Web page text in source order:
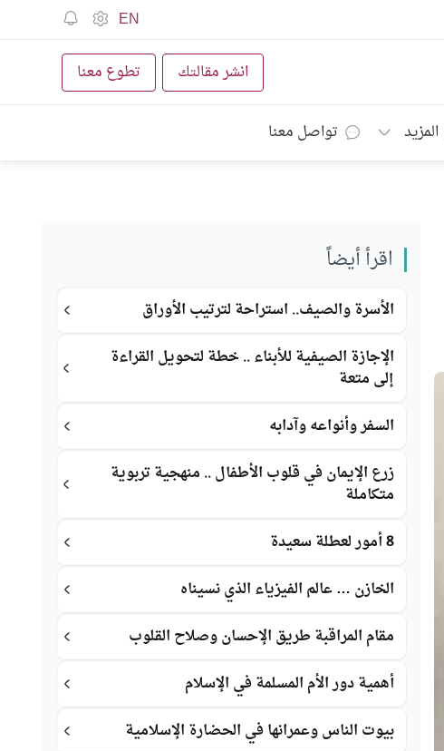
EN
انشر مقالتك تطوع معنا
المزيد تواصل معنا
اقرأ أيضاً
الأسرة والصيف.. استراحة لترتيب الأوراق
الإجازة الصيفية للأبناء .. خطة لتحويل القراءة
إلى متعة
السفر وأنواعه وآدابه
زرع الإيمان في قلوب الأطفال .. منهجية تربوية
متكاملة
8 أمور لعطلة سعيدة
الخازن … عالم الفيزياء الذي نسيناه
مقام المراقبة طريق الإحسان وصلاح القلوب
أهمية دور الأم المسلمة في الإسلام
بيوت الناس وعمرانها في الحضارة الإسلامية